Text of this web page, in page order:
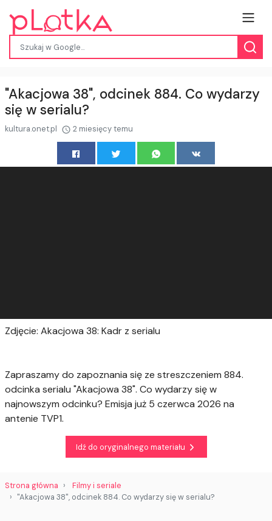
"Akacjowa 38", odcinek 884. Co wydarzy
się w serialu?
kultura.onet.pl 2 miesięcy temu
Zdjęcie: Akacjowa 38: Kadr z serialu
Zapraszamy do zapoznania się ze streszczeniem 884.
odcinka serialu "Akacjowa 38". Co wydarzy się w
najnowszym odcinku? Emisja już 5 czerwca 2026 na
antenie TVP1.
Idź do oryginalnego materiału
Strona główna
Filmy i seriale
"Akacjowa 38", odcinek 884. Co wydarzy się w serialu?